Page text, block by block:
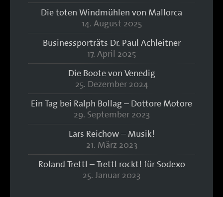
Die toten Windmühlen von Mallorca
14. August 2025
Businessporträts Dr. Paul Achleitner
17. April 2025
Die Boote von Venedig
25. Dezember 2024
Ein Tag bei Ralph Bollag – Dottore Motore
29. September 2023
Lars Reichow – Musik!
21. März 2023
Roland Trettl – Trettl rockt! für Sodexo
25. Januar 2023